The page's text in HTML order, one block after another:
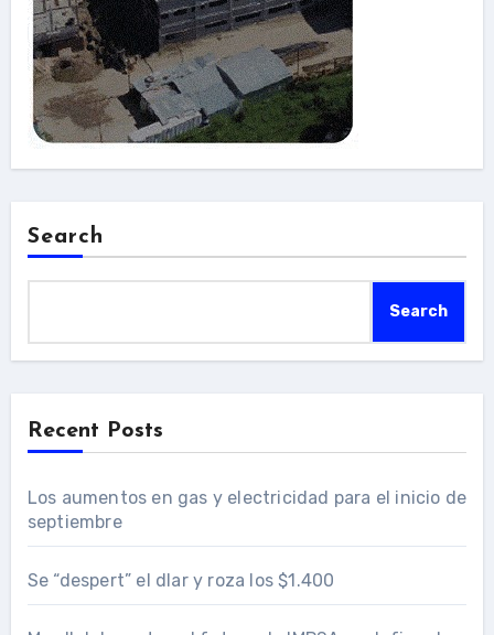
Search
Search
Recent Posts
Los aumentos en gas y electricidad para el inicio de
septiembre
Se “despert” el dlar y roza los $1.400